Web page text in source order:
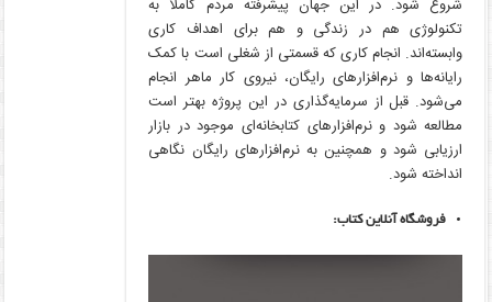
شروع شود. در این جهان پیشرفته مردم کاملاً به
تکنولوژی هم در زندگی و هم برای اهداف کاری
وابسته‌اند. انجام کاری که قسمتی از شغلی است با کمک
رایانه‌ها و نرم‌افزارهای رایگان، نیروی کار ماهر انجام
می‌شود. قبل از سرمایه‌گذاری در این پروژه بهتر است
مطالعه شود و نرم‌افزارهای کتابخانه‌ای موجود در بازار
ارزیابی شود و همچنین به نرم‌افزارهای رایگان نگاهی
انداخته شود.
فروشگاه آنلاین کتاب: